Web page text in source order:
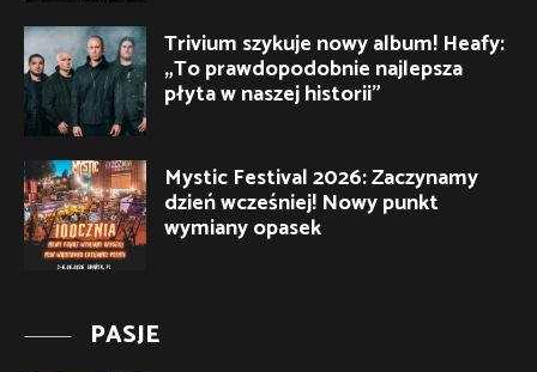
Trivium szykuje nowy album! Heafy:
„To prawdopodobnie najlepsza
płyta w naszej historii”
Mystic Festival 2026: Zaczynamy
dzień wcześniej! Nowy punkt
wymiany opasek
PASJE